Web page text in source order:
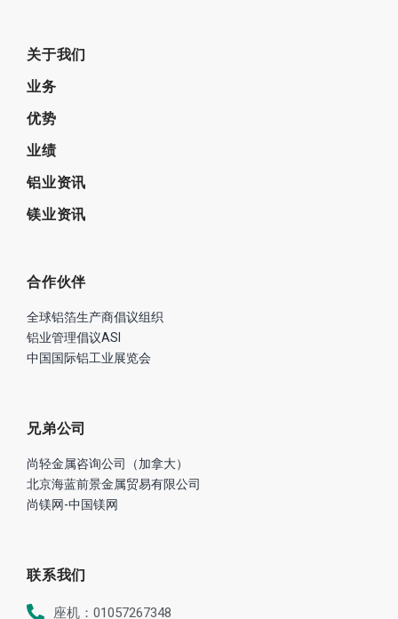
关于我们
业务
优势
业绩
铝业资讯
镁业资讯
合作伙伴
全球铝箔生产商倡议组织
铝业管理倡议ASI
中国国际铝工业展览会
兄弟公司
尚轻金属咨询公司（加拿大）
北京海蓝前景金属贸易有限公司
尚镁网-中国镁网
联系我们
座机：01057267348